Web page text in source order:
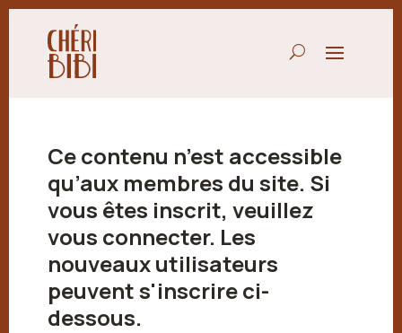
Ce contenu n’est accessible
qu’aux membres du site. Si
vous êtes inscrit, veuillez
vous connecter. Les
nouveaux utilisateurs
peuvent s'inscrire ci-
dessous.